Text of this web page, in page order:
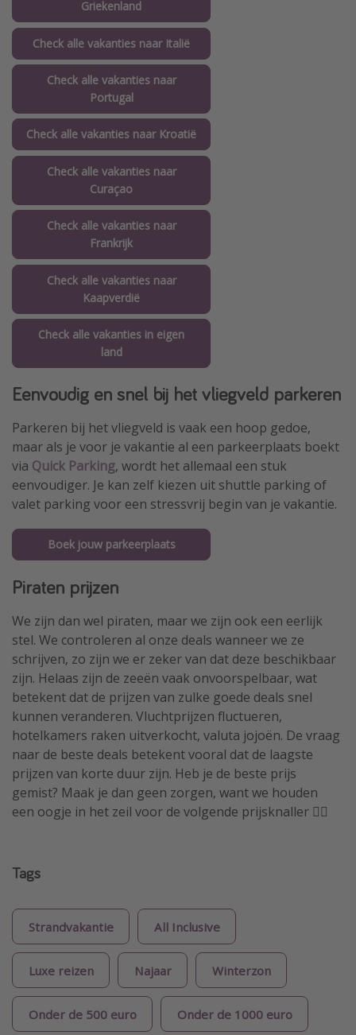
Griekenland
Check alle vakanties naar Italië
Check alle vakanties naar
Portugal
Check alle vakanties naar Kroatië
Check alle vakanties naar
Curaçao
Check alle vakanties naar
Frankrijk
Check alle vakanties naar
Kaapverdië
Check alle vakanties in eigen
land
Eenvoudig en snel bij het vliegveld parkeren
Parkeren bij het vliegveld is vaak een hoop gedoe,
maar als je voor je vakantie al een parkeerplaats boekt
via Quick Parking, wordt het allemaal een stuk
eenvoudiger. Je kan zelf kiezen uit shuttle parking of
valet parking voor een stressvrij begin van je vakantie.
Boek jouw parkeerplaats
Piraten prijzen
We zijn dan wel piraten, maar we zijn ook een eerlijk
stel. We controleren al onze deals wanneer we ze
schrijven, zo zijn we er zeker van dat deze beschikbaar
zijn. Helaas zijn de zeeën vaak onvoorspelbaar, wat
betekent dat de prijzen van zulke goede deals snel
kunnen veranderen. Vluchtprijzen fluctueren,
hotelkamers raken uitverkocht, valuta jojoën. De vraag
naar de beste deals betekent vooral dat de laagste
prijzen van korte duur zijn. Heb je de beste prijs
gemist? Maak je dan geen zorgen, want we houden
een oogje in het zeil voor de volgende prijsknaller 🏴‍☠️
Tags
Strandvakantie All Inclusive
Luxe reizen Najaar Winterzon
Onder de 500 euro Onder de 1000 euro